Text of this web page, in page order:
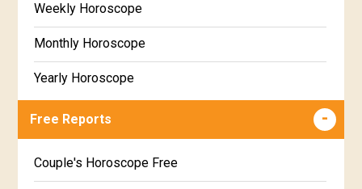
Weekly Horoscope
Monthly Horoscope
Yearly Horoscope
Free Reports
Couple's Horoscope Free